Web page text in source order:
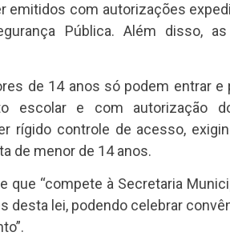
emitidos com autorizações
Pública. Além disso,
de 14 anos só podem entrar
escolar e com autorização
rígido controle de acesso,
de menor de 14 anos.
que “compete à Secretaria
desta lei, podendo celebrar